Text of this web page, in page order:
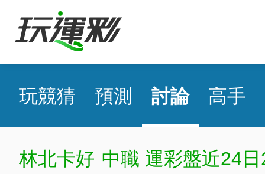
玩競猜 預測 討論 高手
林北卡好 中職 運彩盤近24